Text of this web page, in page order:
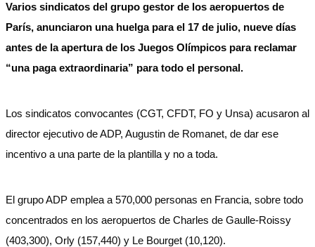
Varios sindicatos del grupo gestor de los aeropuertos de
París, anunciaron una huelga para el 17 de julio, nueve días
antes de la apertura de los Juegos Olímpicos para reclamar
“una paga extraordinaria” para todo el personal.
Los sindicatos convocantes (CGT, CFDT, FO y Unsa) acusaron al
director ejecutivo de ADP, Augustin de Romanet, de dar ese
incentivo a una parte de la plantilla y no a toda.
El grupo ADP emplea a 570,000 personas en Francia, sobre todo
concentrados en los aeropuertos de Charles de Gaulle-Roissy
(403,300), Orly (157,440) y Le Bourget (10,120).